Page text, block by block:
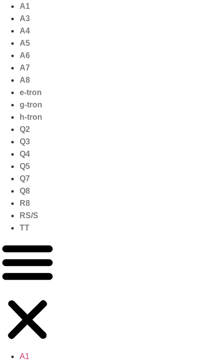
naar
inhoud
A1
A3
A4
A5
A6
A7
A8
e-tron
g-tron
h-tron
Q2
Q3
Q4
Q5
Q7
Q8
R8
RS/S
TT
A1